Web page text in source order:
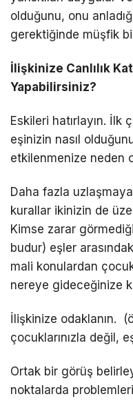
olduğunu, onu
gerektiğinde müşfik
İlişkinize Canlılık
Yapabilirsiniz?
Eskileri hatırlayın. İlk
eşinizin nasıl
etkilenmenize neden
Daha fazla
kurallar ikinizin de
Kimse zarar
budur) eşler
mali konulardan
nereye gideceğinize
İlişkinize odaklanın.
çocuklarınızla değil,
Ortak bir görüş
noktalarda